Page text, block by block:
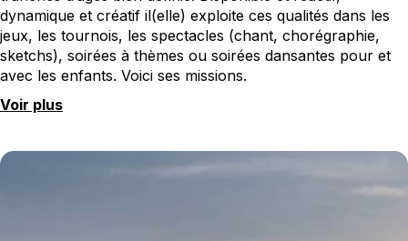
dynamique et créatif il(elle) exploite ces qualités dans les
jeux, les tournois, les spectacles (chant, chorégraphie,
sketchs), soirées à thèmes ou soirées dansantes pour et
avec les enfants. Voici ses missions.
Voir plus